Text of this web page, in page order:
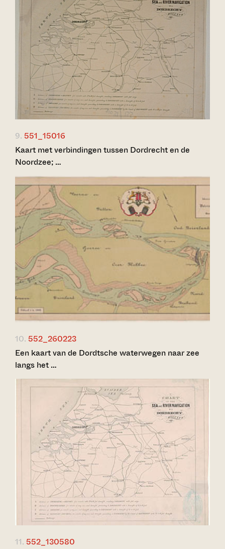
9. 551_15016
Kaart met verbindingen tussen Dordrecht en de
Noordzee; …
10. 552_260223
Een kaart van de Dordtsche waterwegen naar zee
langs het …
11. 552_130580